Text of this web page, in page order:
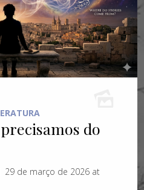
do
29 de março de 2026 at